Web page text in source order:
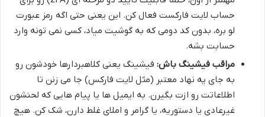
حساب لایت فارکست فعال کن. این یعنی حتی اگه رمز عبورت
لو بره، بدون کد دومی که به گوشیت میاد، کسی نمی تونه وارد
حسابت بشه.
مراقب فیشینگ باش: فیشینگ یعنی کلاهبردارها خودشون رو
به جای یه نهاد معتبر (مثل لایت فارکس) جا می زنن تا
اطلاعاتت رو ازت بگیرن. به ایمیل ها یا پیام هایی که لحنشون
غیرعادی یا دستوریه، یا گرامر و املای غلط دارن، شک کن. هیچ